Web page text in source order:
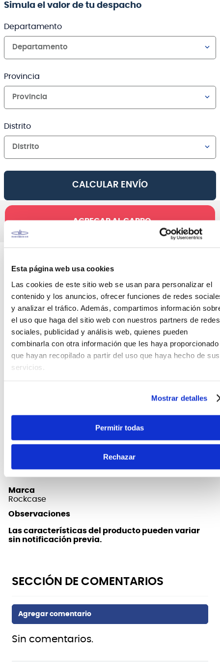
Esta página web usa cookies
Las cookies de este sitio web se usan para personalizar el
contenido y los anuncios, ofrecer funciones de redes
y analizar el tráfico. Además, compartimos información
el uso que haga del sitio web con nuestros partners de redes
sociales, publicidad y análisis web, quienes pueden
combinarla con otra información que les haya proporcionado
que hayan recopilado a partir del uso que haya hecho de sus
servicios.
Mostrar detalles
Permitir todas
Rechazar
Simula el valor de tu despacho
Departamento
Departamento
Provincia
Provincia
Distrito
Distrito
CALCULAR ENVÍO
AGREGAR AL CARRO
Canales de venta y asesoría
CARACTERÍSTICAS DEL PRODUCTO
El RC10607BCT/4 CASE P/GUITARRA HOLLOW CURVO
para todos los tipos de guitarras eléctricas
ARTCORE de Ibanez. (FOTOGRAFíA REFERENCIAL, EL
FICHA TÉCNICA Y DIMENSIONES
Marca
Rockcase
Observaciones
Las características del producto pueden variar
sin notificación previa.
Sin comentarios.